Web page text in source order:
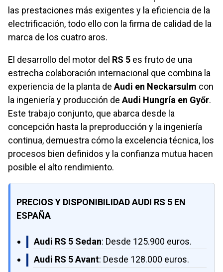
las prestaciones más exigentes y la eficiencia de la
electrificación, todo ello con la firma de calidad de la
marca de los cuatro aros.
El desarrollo del motor del RS 5 es fruto de una
estrecha colaboración internacional que combina la
experiencia de la planta de Audi en Neckarsulm con
la ingeniería y producción de Audi Hungría en Győr.
Este trabajo conjunto, que abarca desde la
concepción hasta la preproducción y la ingeniería
continua, demuestra cómo la excelencia técnica, los
procesos bien definidos y la confianza mutua hacen
posible el alto rendimiento.
PRECIOS Y DISPONIBILIDAD AUDI RS 5 EN
ESPAÑA
Audi RS 5 Sedan: Desde 125.900 euros.
Audi RS 5 Avant: Desde 128.000 euros.